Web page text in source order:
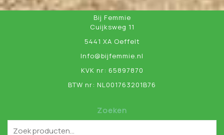
Bij Femmie
Cuijksweg 11
5441 XA Oeffelt
Info@bijfemmie.nl
KVK nr: 65897870
BTW nr: NL001763201B76
Zoeken